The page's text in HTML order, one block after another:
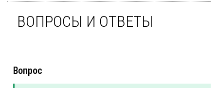
ВОПРОСЫ И ОТВЕТЫ
Вопрос